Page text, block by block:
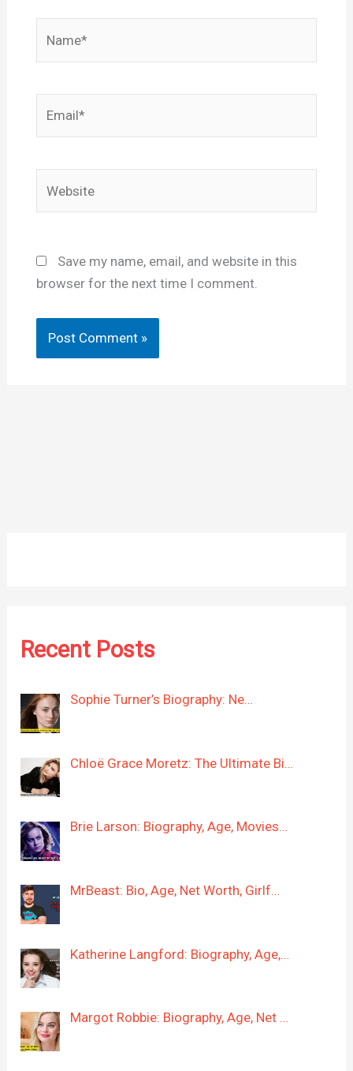
Save my name, email, and website in this
browser for the next time I comment.
Recent Posts
Sophie Turner’s Biography: Ne…
Chloë Grace Moretz: The Ultimate Bi…
Brie Larson: Biography, Age, Movies…
MrBeast: Bio, Age, Net Worth, Girlf…
Katherine Langford: Biography, Age,…
Margot Robbie: Biography, Age, Net …